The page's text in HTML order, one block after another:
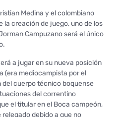
Medina y el colombiano
la creación de juego, uno de los
Campuzano será el único
a jugar en su nueva posición
(era mediocampista por el
del cuerpo técnico boquense
del correntino
el titular en el Boca campeón,
debido a que no